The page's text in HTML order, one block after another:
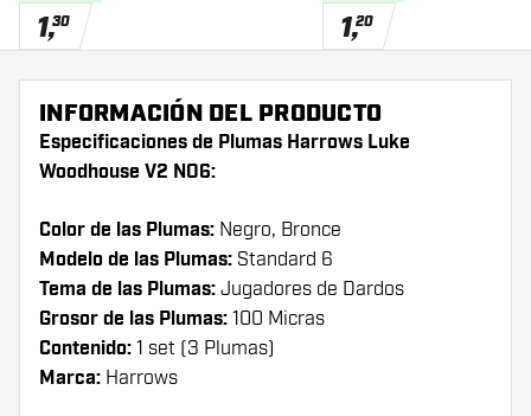
1,30 1,20
INFORMACIÓN DEL PRODUCTO
Especificaciones de Plumas Harrows Luke
Woodhouse V2 NO6:
Color de las Plumas: Negro, Bronce
Modelo de las Plumas: Standard 6
Tema de las Plumas: Jugadores de Dardos
Grosor de las Plumas: 100 Micras
Contenido: 1 set (3 Plumas)
Marca: Harrows